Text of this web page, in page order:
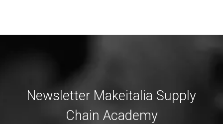
Newsletter Makeitalia Supply
Chain Academy